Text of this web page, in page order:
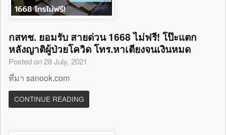
กสทช. ยอมรับ สายด่วน 1668 ไม่ฟรี! โป๊ะแตก
หลังญาติผู้ป่วยโควิด โทร.หาเตียงจนเงินหมด
Posted on 28 July, 2021
ที่มา sanook.com
CONTINUE READING